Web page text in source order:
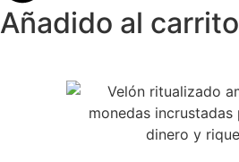
Añadido al carrito